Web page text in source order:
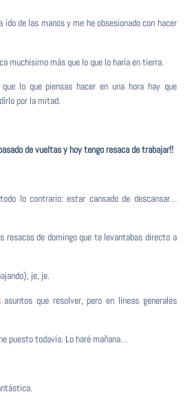
ido de las manos y me he obsesionado con hacer
muchísimo más que lo que lo haría en tierra.
lo que piensas hacer en una hora hay que
por la mitad.
de vueltas y hoy tengo resaca de trabajar!!
lo contrario: estar cansado de descansar…
resacas de domingo que te levantabas directo a
je, je.
asuntos que resolver, pero en líneas generales
puesto todavía. Lo haré mañana…